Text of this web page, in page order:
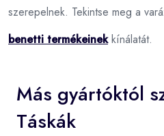
szerepelnek. Tekintse meg a
benetti termékeinekkínálatát.
Más gyártóktól
Táskák